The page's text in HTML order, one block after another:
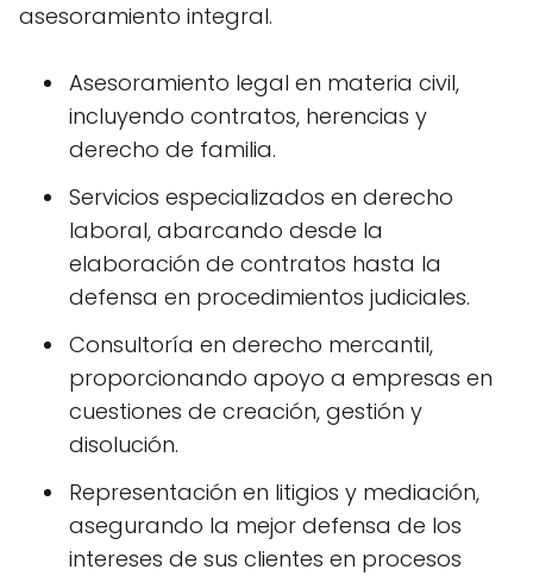
asesoramiento integral.
Asesoramiento legal en materia civil,
incluyendo contratos, herencias y
derecho de familia.
Servicios especializados en derecho
laboral, abarcando desde la
elaboración de contratos hasta la
defensa en procedimientos judiciales.
Consultoría en derecho mercantil,
proporcionando apoyo a empresas en
cuestiones de creación, gestión y
disolución.
Representación en litigios y mediación,
asegurando la mejor defensa de los
intereses de sus clientes en procesos